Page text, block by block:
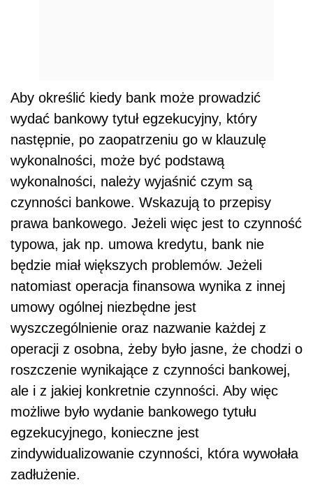
Aby określić kiedy bank może prowadzić
wydać bankowy tytuł egzekucyjny, który
następnie, po zaopatrzeniu go w klauzulę
wykonalności, może być podstawą
wykonalności, należy wyjaśnić czym są
czynności bankowe. Wskazują to przepisy
prawa bankowego. Jeżeli więc jest to czynność
typowa, jak np. umowa kredytu, bank nie
będzie miał większych problemów. Jeżeli
natomiast operacja finansowa wynika z innej
umowy ogólnej niezbędne jest
wyszczególnienie oraz nazwanie każdej z
operacji z osobna, żeby było jasne, że chodzi o
roszczenie wynikające z czynności bankowej,
ale i z jakiej konkretnie czynności. Aby więc
możliwe było wydanie bankowego tytułu
egzekucyjnego, konieczne jest
zindywidualizowanie czynności, która wywołała
zadłużenie.